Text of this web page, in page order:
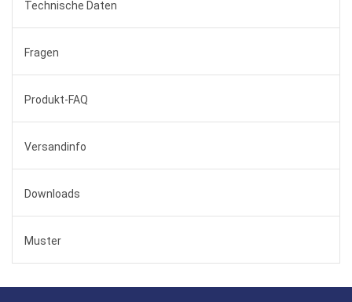
Technische Daten
Fragen
Produkt-FAQ
Versandinfo
Downloads
Muster